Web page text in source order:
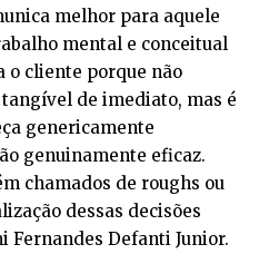
melhor para aquele
mental e conceitual
o cliente porque não
de imediato, mas é
genericamente
genuinamente eficaz.
chamados de roughs ou
dessas decisões
Fernandes Defanti Junior.